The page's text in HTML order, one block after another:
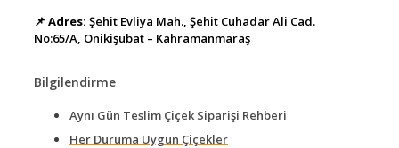
📌 Adres: Şehit Evliya Mah., Şehit Cuhadar Ali Cad.
No:65/A, Onikişubat – Kahramanmaraş
Bilgilendirme
Aynı Gün Teslim Çiçek Siparişi Rehberi
Her Duruma Uygun Çiçekler